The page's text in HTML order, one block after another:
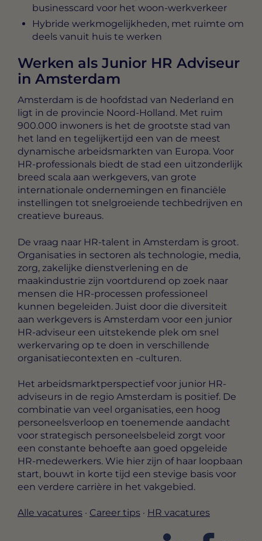
businesscard voor het woon-werkverkeer
Hybride werkmogelijkheden, met ruimte om
deels vanuit huis te werken
Werken als Junior HR Adviseur
in Amsterdam
Amsterdam is de hoofdstad van Nederland en
ligt in de provincie Noord-Holland. Met ruim
900.000 inwoners is het de grootste stad van
het land en tegelijkertijd een van de meest
dynamische arbeidsmarkten van Europa. Voor
HR-professionals biedt de stad een uitzonderlijk
breed scala aan werkgevers, van grote
internationale ondernemingen en financiële
instellingen tot snelgroeiende techbedrijven en
creatieve bureaus.
De vraag naar HR-talent in Amsterdam is groot.
Organisaties in sectoren als technologie, media,
zorg, zakelijke dienstverlening en de
maakindustrie zijn voortdurend op zoek naar
mensen die HR-processen professioneel
kunnen begeleiden. Juist door die diversiteit
aan werkgevers is Amsterdam voor een junior
HR-adviseur een uitstekende plek om snel
werkervaring op te doen in verschillende
organisatiecontexten en -culturen.
Het arbeidsmarktperspectief voor junior HR-
adviseurs in de regio Amsterdam is positief. De
combinatie van veel organisaties, een hoog
personeelsverloop en toenemende aandacht
voor strategisch personeelsbeleid zorgt voor
een constante behoefte aan goed opgeleide
HR-medewerkers. Wie hier zijn of haar loopbaan
start, bouwt in korte tijd een stevige basis voor
een verdere carrière in het vakgebied.
Alle vacatures · Career tips · HR vacatures